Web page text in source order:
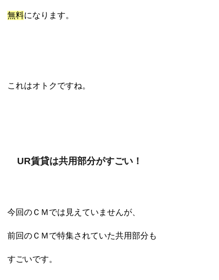
無料になります。
これはオトクですね。
UR賃貸は共用部分がすごい！
今回のＣＭでは見えていませんが、
前回のＣＭで特集されていた共用部分も
すごいです。